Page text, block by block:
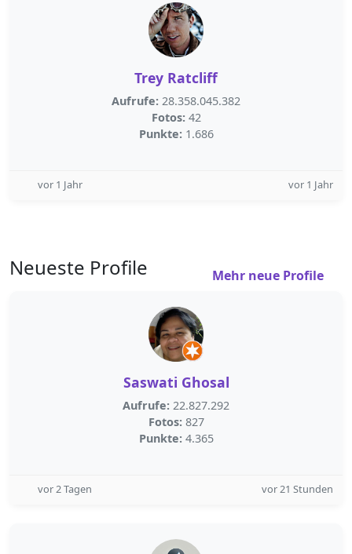
Trey Ratcliff
Aufrufe: 28.358.045.382
Fotos: 42
Punkte: 1.686
vor 1 Jahr vor 1 Jahr
Neueste Profile Mehr neue Profile
Saswati Ghosal
Aufrufe: 22.827.292
Fotos: 827
Punkte: 4.365
vor 2 Tagen vor 21 Stunden